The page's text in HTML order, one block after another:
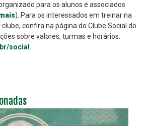
para os alunos e associados
). Para os interessados em treinar na
confira na página do Clube Social do
sobre valores, turmas e horários:
social